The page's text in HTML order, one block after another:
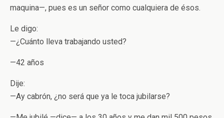
maquina—, pues es un señor como cualquiera de ésos.
Le digo:
—¿Cuánto lleva trabajando usted?
—42 años
Dije:
—Ay cabrón, ¿no será que ya le toca jubilarse?